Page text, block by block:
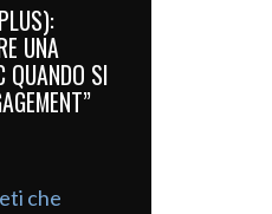
UNA
QUANDO SI